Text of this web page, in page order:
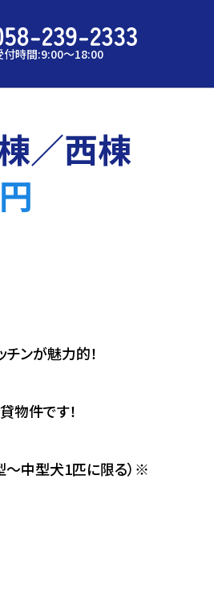
付時間:9:00〜18:00
／西棟
ンが魅力的！
物件です！
～中型犬1匹に限る）※